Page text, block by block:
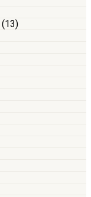
(13)